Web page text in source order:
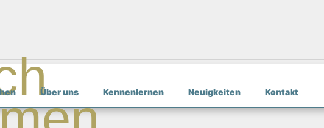
Über uns Kennenlernen Neuigkeiten Kontakt